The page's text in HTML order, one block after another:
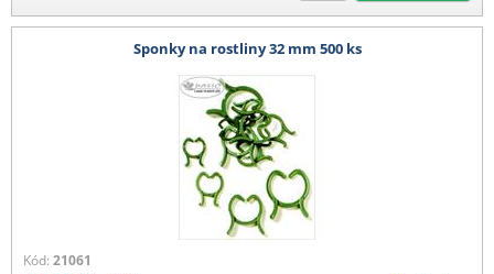
Sponky na rostliny 32 mm 500 ks
Kód: 21061